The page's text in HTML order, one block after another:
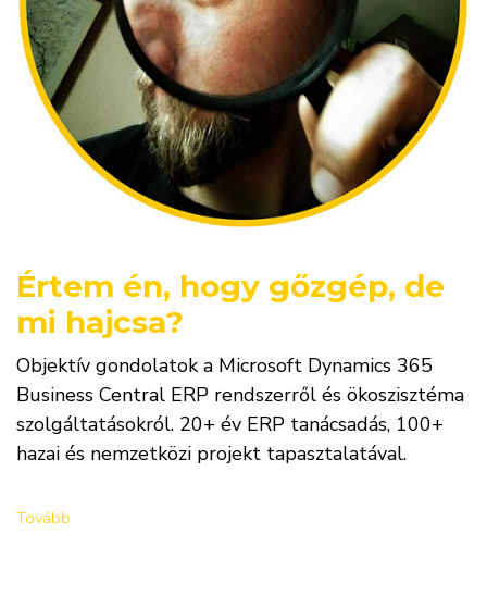
Értem én, hogy gőzgép, de
mi hajcsa?
Objektív gondolatok a Microsoft Dynamics 365
Business Central ERP rendszerről és ökoszisztéma
szolgáltatásokról. 20+ év ERP tanácsadás, 100+
hazai és nemzetközi projekt tapasztalatával.
Tovább